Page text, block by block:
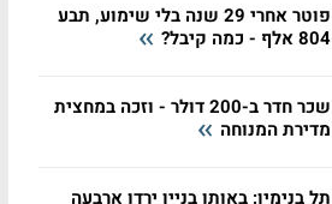
פוטר אחרי 29 שנה בלי שימוע, תבע
804 אלף - כמה קיבל?
שכר חדר ב-200 דולר - וזכה במחצית
מדירת המנוחה
תל בנימין: באותו בניין ירדו ארבעה